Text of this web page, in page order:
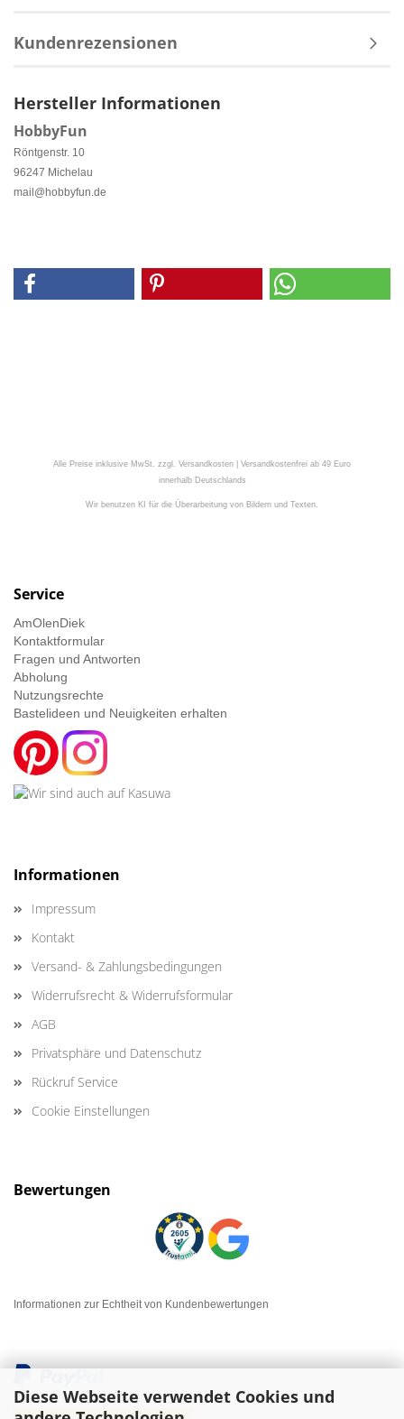
Diese Webseite verwendet Cookies und
Kundenrezensionen
Hersteller Informationen
HobbyFun
Röntgenstr. 10
96247 Michelau
mail@hobbyfun.de
Alle Preise inklusive MwSt. zzgl. Versandkosten | Versandkostenfrei ab 49 Euro
innerhalb Deutschlands
Wir benutzen KI für die Überarbeitung von Bildern und Texten.
Service
AmOlenDiek
Kontaktformular
Fragen und Antworten
Abholung
Nutzungsrechte
Bastelideen und Neuigkeiten erhalten
Informationen
Impressum
Kontakt
Versand- & Zahlungsbedingungen
Widerrufsrecht & Widerrufsformular
AGB
Privatsphäre und Datenschutz
Rückruf Service
Cookie Einstellungen
Bewertungen
Informationen zur Echtheit von Kundenbewertungen